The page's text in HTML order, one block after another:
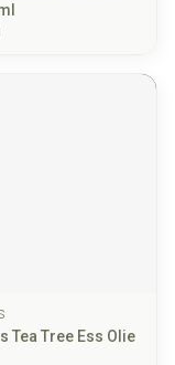
Tea Tree Ess Olie